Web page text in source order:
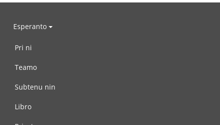
Esperanto
Pri ni
Teamo
Subtenu nin
Libro